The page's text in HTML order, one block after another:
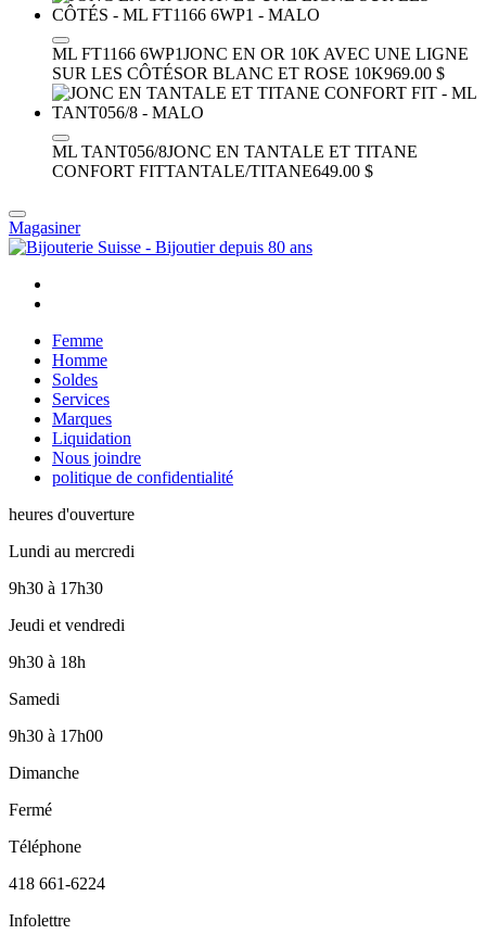
ML FT1166 6WP1JONC EN OR 10K AVEC UNE LIGNE
SUR LES CÔTÉSOR BLANC ET ROSE 10K969.00 $
ML TANT056/8JONC EN TANTALE ET TITANE
CONFORT FITTANTALE/TITANE649.00 $
Magasiner
Femme
Homme
Soldes
Services
Marques
Liquidation
Nous joindre
politique de confidentialité
heures d'ouverture
Lundi au mercredi
9h30 à 17h30
Jeudi et vendredi
9h30 à 18h
Samedi
9h30 à 17h00
Dimanche
Fermé
Téléphone
418 661-6224
Infolettre